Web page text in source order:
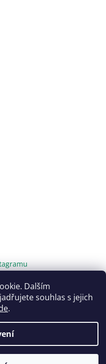
Dalším
souhlas s jejich
.
práva vyhrazena.